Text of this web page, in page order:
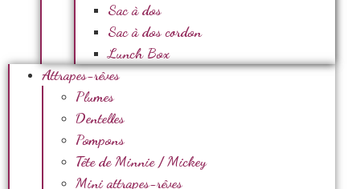
Sac à dos
Sac à dos cordon
Lunch Box
Attrapes-rêves
Plumes
Dentelles
Pompons
Tête de Minnie / Mickey
Mini attrapes-rêves